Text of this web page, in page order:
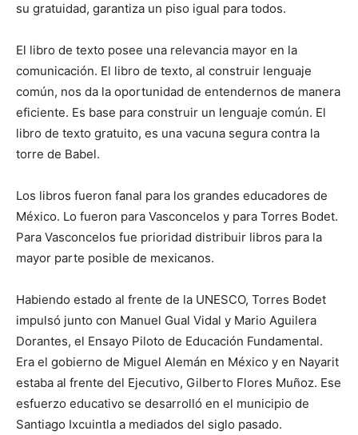
su gratuidad, garantiza un piso igual para todos.
El libro de texto posee una relevancia mayor en la
comunicación. El libro de texto, al construir lenguaje
común, nos da la oportunidad de entendernos de manera
eficiente. Es base para construir un lenguaje común. El
libro de texto gratuito, es una vacuna segura contra la
torre de Babel.
Los libros fueron fanal para los grandes educadores de
México. Lo fueron para Vasconcelos y para Torres Bodet.
Para Vasconcelos fue prioridad distribuir libros para la
mayor parte posible de mexicanos.
Habiendo estado al frente de la UNESCO, Torres Bodet
impulsó junto con Manuel Gual Vidal y Mario Aguilera
Dorantes, el Ensayo Piloto de Educación Fundamental.
Era el gobierno de Miguel Alemán en México y en Nayarit
estaba al frente del Ejecutivo, Gilberto Flores Muñoz. Ese
esfuerzo educativo se desarrolló en el municipio de
Santiago Ixcuintla a mediados del siglo pasado.